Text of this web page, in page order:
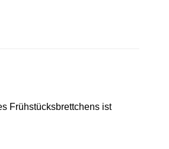
Frühstücksbrettchens ist